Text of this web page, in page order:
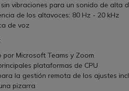
vibraciones para un sonido de alta
de los altavoces: 80 Hz - 20 kHz
de voz
Microsoft Teams y Zoom
plataformas de CPU
la gestión remota de los ajustes
pizarra